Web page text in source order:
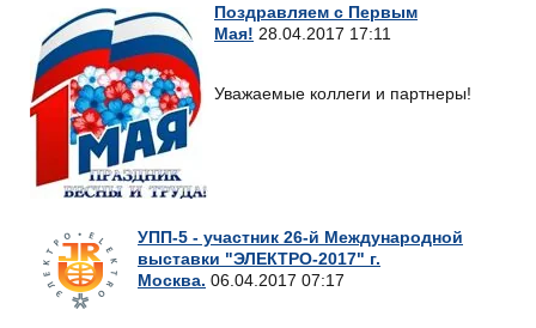
Поздравляем с Первым
Мая! 28.04.2017 17:11
Уважаемые коллеги и партнеры!
УПП-5 - участник 26-й Международной
выставки "ЭЛЕКТРО-2017" г.
Москва. 06.04.2017 07:17